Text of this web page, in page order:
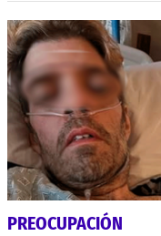
PREOCUPACIÓN